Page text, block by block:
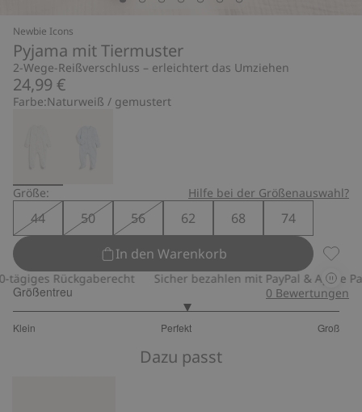
Newbie Icons
Pyjama mit Tiermuster
2-Wege-Reißverschluss – erleichtert das Umziehen
24,99 €
Farbe:Naturweiß / gemustert
Größe: Hilfe bei der Größenauswahl?
44 50 56 62 68
74
In den Warenkorb
Rückgaberecht Sicher bezahlen mit PayPal & Apple Pay
Größentreu
Klein Perfekt Groß
von
0 Bewertungen
Dazu passt